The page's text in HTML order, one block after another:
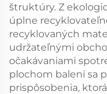
štruktúry. Z
úplne
recyklovaných
udržateľnými
očakávaniami
plochom balení sa
prispôsobenia,